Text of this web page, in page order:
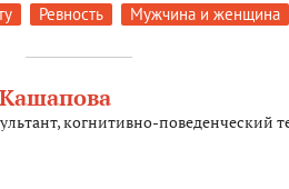
Ревность Мужчина и женщина
когнитивно-поведенческий